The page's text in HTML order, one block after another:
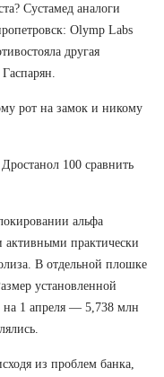
Сустамед аналоги
Olymp Labs
другая
рот на замок и никому
100 сравнить
альфа
активными практически
В отдельной плошке
установленной
на 1 апреля — 5,738 млн
из проблем банка,